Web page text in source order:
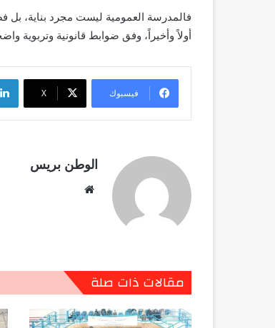
فالمدرسة العمومية ليست مجرد بناية، بل
أولاً وأخيراً، وفق ضوابط قانونية وتربوية
فيسبوك X
الوطن بريس
مقالات ذات صلة